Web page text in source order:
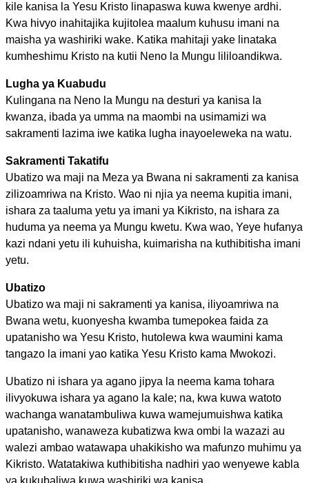
kile kanisa la Yesu Kristo linapaswa kuwa kwenye ardhi.
Kwa hivyo inahitajika kujitolea maalum kuhusu imani na
maisha ya washiriki wake. Katika mahitaji yake linataka
kumheshimu Kristo na kutii Neno la Mungu lililoandikwa.
Lugha ya Kuabudu
Kulingana na Neno la Mungu na desturi ya kanisa la
kwanza, ibada ya umma na maombi na usimamizi wa
sakramenti lazima iwe katika lugha inayoeleweka na watu.
Sakramenti Takatifu
Ubatizo wa maji na Meza ya Bwana ni sakramenti za kanisa
zilizoamriwa na Kristo. Wao ni njia ya neema kupitia imani,
ishara za taaluma yetu ya imani ya Kikristo, na ishara za
huduma ya neema ya Mungu kwetu. Kwa wao, Yeye hufanya
kazi ndani yetu ili kuhuisha, kuimarisha na kuthibitisha imani
yetu.
Ubatizo
Ubatizo wa maji ni sakramenti ya kanisa, iliyoamriwa na
Bwana wetu, kuonyesha kwamba tumepokea faida za
upatanisho wa Yesu Kristo, hutolewa kwa waumini kama
tangazo la imani yao katika Yesu Kristo kama Mwokozi.
Ubatizo ni ishara ya agano jipya la neema kama tohara
ilivyokuwa ishara ya agano la kale; na, kwa kuwa watoto
wachanga wanatambuliwa kuwa wamejumuishwa katika
upatanisho, wanaweza kubatizwa kwa ombi la wazazi au
walezi ambao watawapa uhakikisho wa mafunzo muhimu ya
Kikristo. Watatakiwa kuthibitisha nadhiri yao wenyewe kabla
ya kukubaliwa kuwa washiriki wa kanisa.